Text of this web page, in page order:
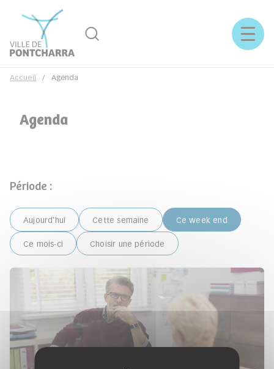
Menu
Rechercher
Accueil Agenda
Agenda
Période :
Filtres de l'agenda
Aujourd'hui Cette semaine Ce week end
Ce mois-ci Choisir une période